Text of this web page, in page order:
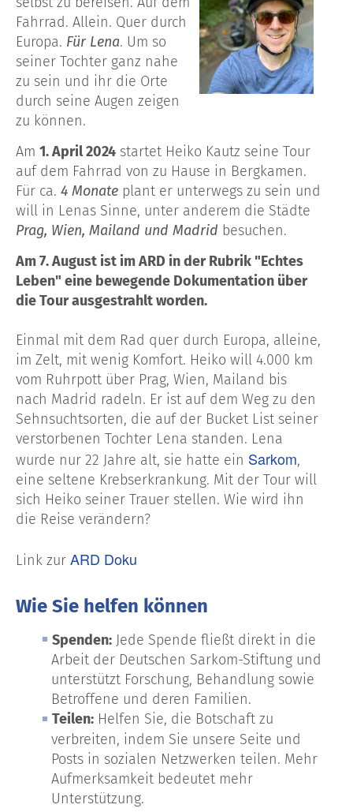
Fahrrad. Allein. Quer durch
Europa. Für Lena. Um so
seiner Tochter ganz nahe
zu sein und ihr die Orte
durch seine Augen zeigen
zu können.
Am 1. April 2024 startet Heiko Kautz seine Tour
auf dem Fahrrad von zu Hause in Bergkamen.
Für ca. 4 Monate plant er unterwegs zu sein und
will in Lenas Sinne, unter anderem die Städte
Prag, Wien, Mailand und Madrid besuchen.
Am 7. August ist im ARD in der Rubrik "Echtes
Leben" eine bewegende Dokumentation über
die Tour ausgestrahlt worden.
Einmal mit dem Rad quer durch Europa, alleine,
im Zelt, mit wenig Komfort. Heiko will 4.000 km
vom Ruhrpott über Prag, Wien, Mailand bis
nach Madrid radeln. Er ist auf dem Weg zu den
Sehnsuchtsorten, die auf der Bucket List seiner
verstorbenen Tochter Lena standen. Lena
wurde nur 22 Jahre alt, sie hatte ein Sarkom,
eine seltene Krebserkrankung. Mit der Tour will
sich Heiko seiner Trauer stellen. Wie wird ihn
die Reise verändern?
Link zur ARD Doku
Wie Sie helfen können
Spenden: Jede Spende fließt direkt in die
Arbeit der Deutschen Sarkom-Stiftung und
unterstützt Forschung, Behandlung sowie
Betroffene und deren Familien.
Teilen: Helfen Sie, die Botschaft zu
verbreiten, indem Sie unsere Seite und
Posts in sozialen Netzwerken teilen. Mehr
Aufmerksamkeit bedeutet mehr
Unterstützung.